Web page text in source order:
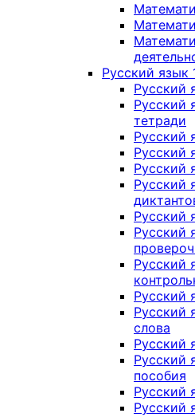
Русский язык
Русский
Русский
тетради
Русский
Русский
Русский
Русский
Русский
Русский
Русский
Русский
Русский
слова
Русский
Русский
пособия
Русский
Русский